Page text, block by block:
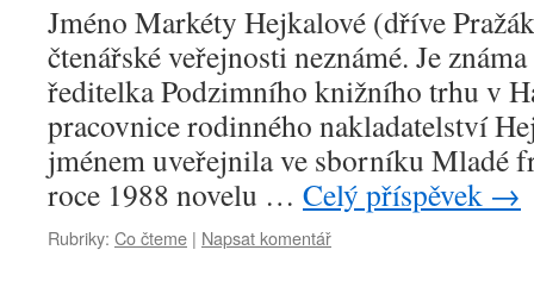
Jméno Markéty Hejkalové (dříve
čtenářské veřejnosti neznámé. Je
ředitelka Podzimního knižního trhu v
pracovnice rodinného nakladatelství
jménem uveřejnila ve sborníku Mladé
roce 1988 novelu … Celý příspěvek →
Rubriky: Co čteme | Napsat komentář